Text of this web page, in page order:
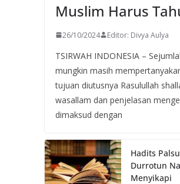
Muslim Harus
26/10/2024 Editor: Divya Aulya
TSIRWAH INDONESIA –
mungkin masih
tujuan diutusnya Rasulullah
wasallam dan penjelasan
dimaksud dengan
Hadits
Durrotun
Menyikapi